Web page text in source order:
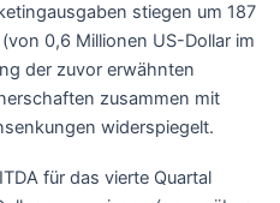
stiegen um 187
0,6 Millionen US-Dollar im
der zuvor erwähnten
zusammen mit
widerspiegelt.
für das vierte Quartal